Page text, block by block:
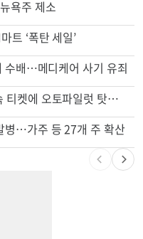
욕주 제소
트 ‘폭탄 세일’
배…메디케어 사기 유죄
“내가 운전한 게 아니다”…과속 티켓에 오토파일럿 탓한 운전자
병…가주 등 27개 주 확산